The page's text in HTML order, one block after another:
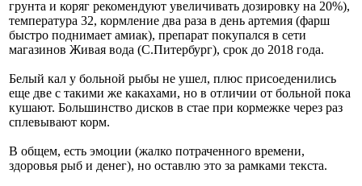
грунта и коряг рекомендуют увеличивать дозировку на 20%),
температура 32, кормление два раза в день артемия (фарш
быстро поднимает амиак), препарат покупался в сети
магазинов Живая вода (С.Питербург), срок до 2018 года.
Белый кал у больной рыбы не ушел, плюс присоеденились
еще две с такими же какахами, но в отличии от больной пока
кушают. Большинство дисков в стае при кормежке через раз
сплевывают корм.
В общем, есть эмоции (жалко потраченного времени,
здоровья рыб и денег), но оставлю это за рамками текста.